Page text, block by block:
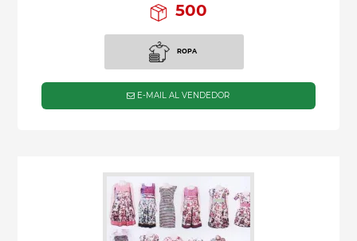
500
ROPA
E-MAIL AL VENDEDOR